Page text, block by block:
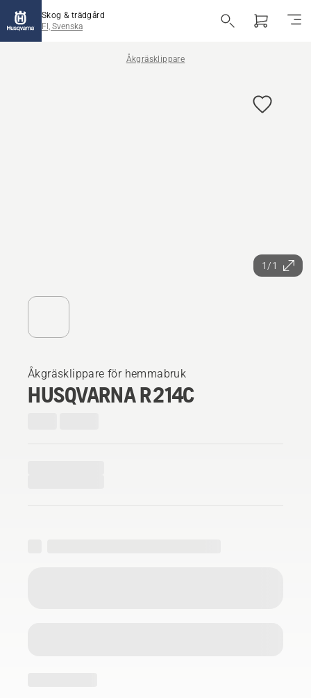
Skog & trädgård
FI, Svenska
Åkgräsklippare
1/1
Åkgräsklippare för hemmabruk
HUSQVARNA R 214C